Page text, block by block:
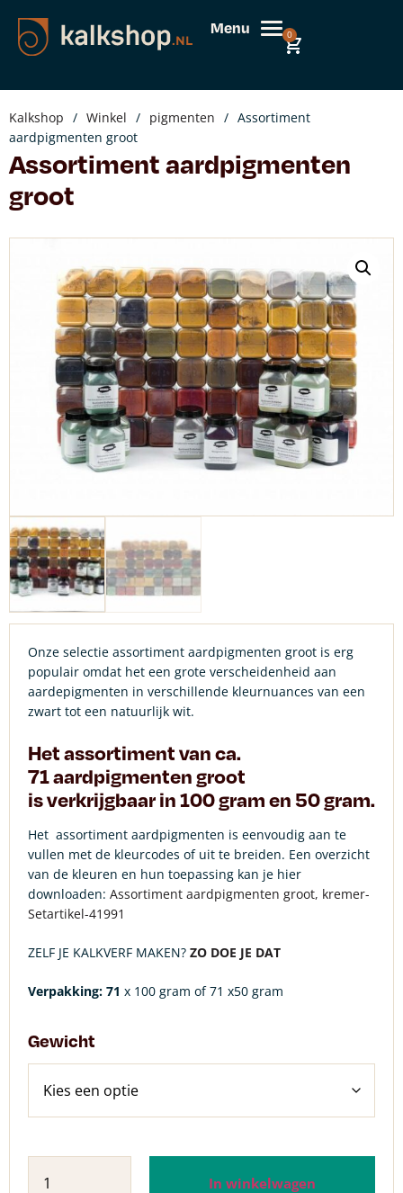
Menu 0
Kalkshop / Winkel / pigmenten / Assortiment
aardpigmenten groot
Assortiment aardpigmenten
groot
Onze selectie assortiment aardpigmenten groot is erg
populair omdat het een grote verscheidenheid aan
aardepigmenten in verschillende kleurnuances van een
zwart tot een natuurlijk wit.
Het assortiment van ca.
71aardpigmenten groot
is verkrijgbaar in100 gram en 50 gram.
Het assortiment aardpigmenten is eenvoudig aan te
vullen met de kleurcodes of uit te breiden. Een overzicht
van de kleuren en hun toepassing kan je hier
downloaden: Assortiment aardpigmenten groot, kremer-
Setartikel-41991
ZELF JE KALKVERF MAKEN? ZO DOE JE DAT
Verpakking: 71 x 100 gram of 71 x50 gram
Gewicht
In winkelwagen